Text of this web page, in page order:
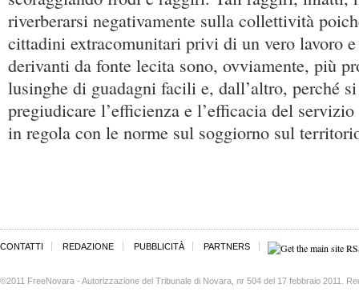
riverberarsi negativamente sulla collettività
cittadini extracomunitari privi di un vero lavoro
derivanti da fonte lecita sono, ovviamente, più
lusinghe di guadagni facili e, dall’altro, perché
pregiudicare l’efficienza e l’efficacia del
in regola con le norme sul soggiorno sul
CONTATTI REDAZIONE PUBBLICITÀ PARTNERS
©2011 FreeNovara - Autorizzazione del Tribunale di Novara, nr 504 del 17 febbraio 2011.